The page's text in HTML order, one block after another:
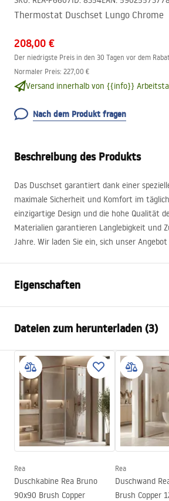
Thermostat Duschset Lungo Chrome
208,00 €
Der niedrigste Preis in den 30 Tagen vor dem
Normaler Preis: 227,00 €
Versand innerhalb von {{info}}
Nach dem Produkt fragen
Beschreibung des Produkts
Das Duschset garantiert dank einer
maximale Sicherheit und Komfort im
einzigartige Design und die hohe Qualität
Materialien garantieren Langlebigkeit und
Jahre. Wir laden Sie ein, sich unser
Eigenschaften
Material
Messing,
Armaturtyp
Montageart
Aufputz
Höhenverstellung
Mindesthöhe
mm
Maximalhöhe
1170
Wannenauslauf
Ja,
Druckregelung
Anti-Calc System
Ja
Dateien zum herunterladen (3)
Informations de sécurité
Safety_Information_Shower_set.pdf
Garantiebedingungen
Rea
Duschkabine Rea Bruno
90x90 Brush Copper
Rea
Duschwand
Brush Copper